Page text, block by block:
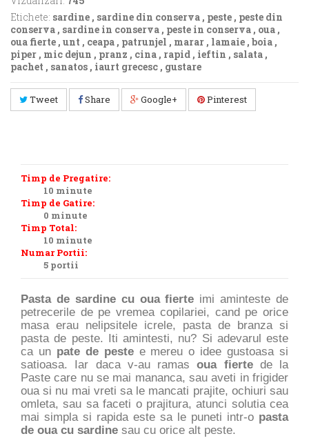
Etichete: sardine , sardine din conserva , peste , peste din
conserva , sardine in conserva , peste in conserva , oua ,
oua fierte , unt , ceapa , patrunjel , marar , lamaie , boia ,
piper , mic dejun , pranz , cina , rapid , ieftin , salata ,
pachet , sanatos , iaurt grecesc , gustare
Tweet Share Google+ Pinterest
Timp de Pregatire:
10 minute
Timp de Gatire:
0 minute
Timp Total:
10 minute
Numar Portii:
5 portii
Pasta de sardine cu oua fierte imi aminteste de
petrecerile de pe vremea copilariei, cand pe orice
masa erau nelipsitele icrele, pasta de branza si
pasta de peste. Iti amintesti, nu? Si adevarul este
ca un pate de pestee mereu o idee gustoasa si
satioasa. Iar daca v-au ramasoua fiertede la
Paste care nu se mai mananca, sau aveti in frigider
oua si nu mai vreti sa le mancati prajite, ochiuri sau
omleta, sau sa faceti o prajitura, atunci solutia cea
mai simpla si rapida este sa le puneti intr-o pasta
de oua cu sardine sau cu orice alt peste.